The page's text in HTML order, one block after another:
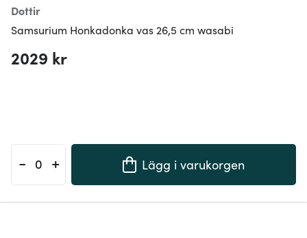
Dottir
Samsurium Honkadonka vas 26,5 cm wasabi
2029 kr
- + Lägg i varukorgen